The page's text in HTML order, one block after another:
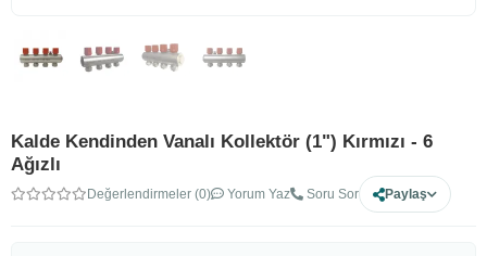
Kalde Kendinden Vanalı Kollektör (1") Kırmızı - 6
Ağızlı
Değerlendirmeler (0) Yorum Yaz Soru Sor Paylaş